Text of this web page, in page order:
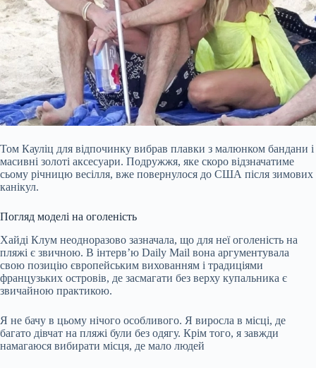
Том Кауліц для відпочинку вибрав плавки з малюнком бандани і
масивні золоті аксесуари. Подружжя, яке скоро відзначатиме
сьому річницю весілля, вже повернулося до США після зимових
канікул.
Погляд моделі на оголеність
Хайді Клум неодноразово зазначала, що для неї оголеність на
пляжі є звичною. В інтерв’ю Daily Mail вона аргументувала
свою позицію європейським вихованням і традиціями
французьких островів, де засмагати без верху купальника є
звичайною практикою.
Я не бачу в цьому нічого особливого. Я виросла в місці, де
багато дівчат на пляжі були без одягу. Крім того, я завжди
намагаюся вибирати місця, де мало людей